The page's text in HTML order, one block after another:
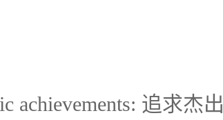
achievements: 追求杰出